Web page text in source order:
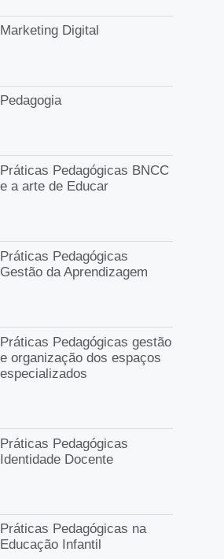
Marketing Digital
Pedagogia
Práticas Pedagógicas BNCC
e a arte de Educar
Práticas Pedagógicas
Gestão da Aprendizagem
Práticas Pedagógicas gestão
e organização dos espaços
especializados
Práticas Pedagógicas
Identidade Docente
Práticas Pedagógicas na
Educação Infantil